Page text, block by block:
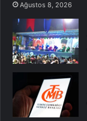
Ağustos 8, 2026